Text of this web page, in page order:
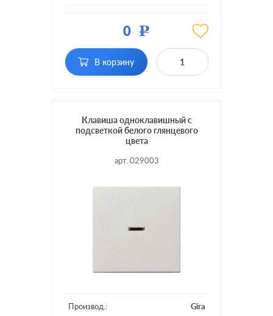
клавиш:
Подсветка: без подсветки
0 Р
В корзину
Клавиша одноклавишный с
подсветкой белого глянцевого
цвета
арт. 029003
Производ.: Gira